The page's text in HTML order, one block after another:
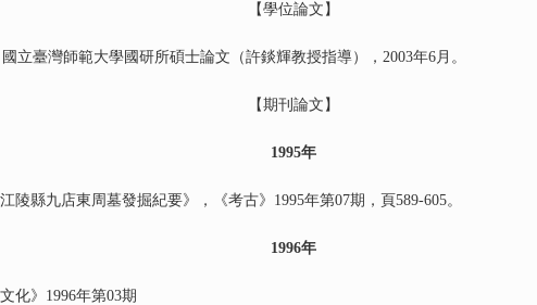
【學位論文】
灣師範大學國研所碩士論文（許錟輝教授指導），2003年6月。
【期刊論文】
1995年
縣九店東周墓發掘紀要》，《考古》1995年第07期，頁589-605。
1996年
》1996年第03期